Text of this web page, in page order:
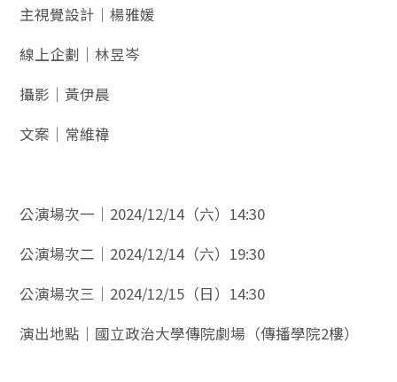
主視覺設計｜楊雅媛
線上企劃｜林昱岑
攝影｜黃伊晨
文案｜常維禕
公演場次一｜2024/12/14（六）14:30
公演場次二｜2024/12/14（六）19:30
公演場次三｜2024/12/15（日）14:30
演出地點｜國立政治大學傳院劇場（傳播學院2樓）